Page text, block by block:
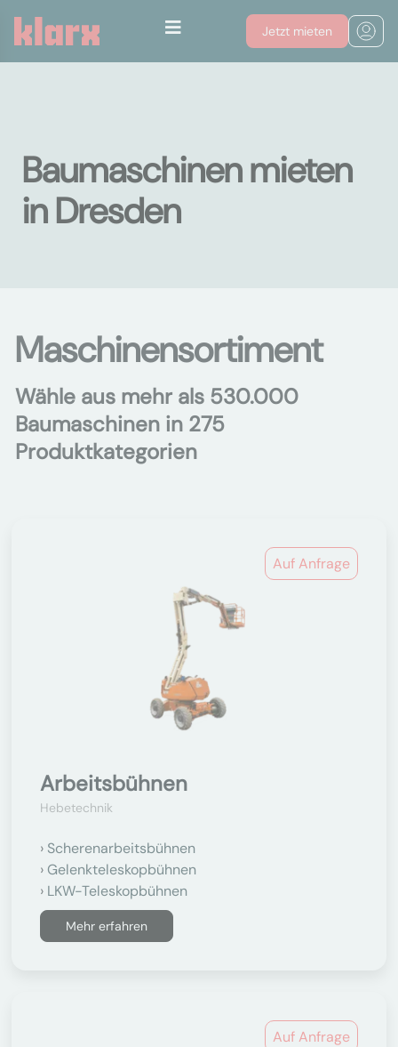
Jetzt mieten
Baumaschinen mieten
in Dresden
Maschinensortiment
Wähle aus mehr als 530.000
Baumaschinen in 275
Produktkategorien
Auf Anfrage
Arbeitsbühnen
Hebetechnik
Scherenarbeitsbühnen
Gelenkteleskopbühnen
LKW-Teleskopbühnen
Mehr erfahren
Auf Anfrage